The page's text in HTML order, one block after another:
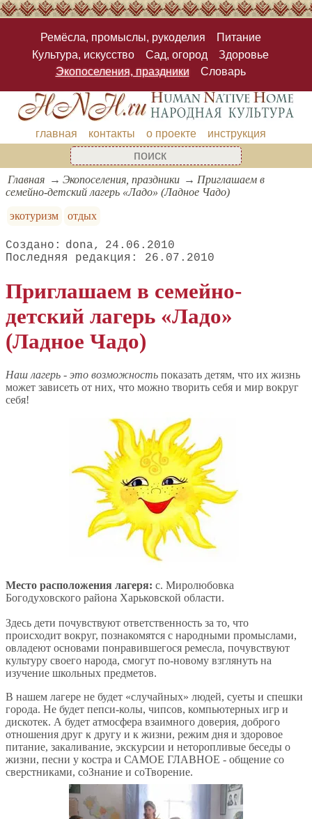
Ремёсла, промыслы, рукоделия
Питание
Культура, искусство
Сад, огород
Здоровье
Экопоселения, праздники
Словарь
главная контакты о проекте инструкция
Главная Экопоселения, праздники
Приглашаем в
семейно-детский лагерь «Ладо» (Ладное Чадо)
экотуризм
отдых
dona
24.06.2010
26.07.2010
Приглашаем в семейно-
детский лагерь «Ладо»
(Ладное Чадо)
Наш лагерь - это возможность показать детям, что их жизнь
может зависеть от них, что можно творить себя и мир вокруг
себя!
Место расположения лагеря: с. Миролюбовка
Богодуховского района Харьковской области.
Здесь дети почувствуют ответственность за то, что
происходит вокруг, познакомятся с народными промыслами,
овладеют основами понравившегося ремесла, почувствуют
культуру своего народа, смогут по-новому взглянуть на
изучение школьных предметов.
В нашем лагере не будет «случайных» людей, суеты и спешки
города. Не будет пепси-колы, чипсов, компьютерных игр и
дискотек. А будет атмосфера взаимного доверия, доброго
отношения друг к другу и к жизни, режим дня и здоровое
питание, закаливание, экскурсии и неторопливые беседы о
жизни, песни у костра и САМОЕ ГЛАВНОЕ - общение со
сверстниками, соЗнание и соТворение.